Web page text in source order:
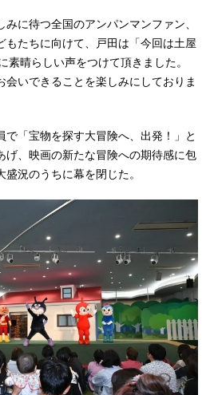
に待つ全国のアンパンマンファン、
もたちに向けて、戸田は「今回は土屋
素晴らしい声をつけて頂きました。
会いできることを楽しみにしておりま
で「宝物を探す大冒険へ、出発！」と
げ、映画の新たな冒険への期待感に包
況のうちに幕を閉じた。